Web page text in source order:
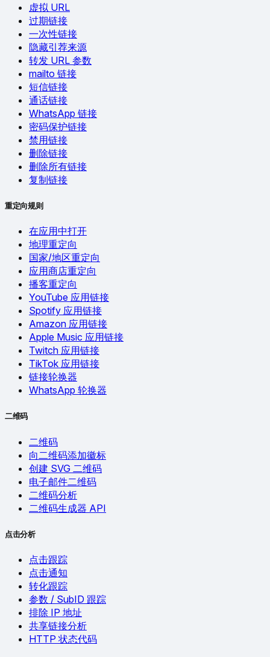
虚拟 URL
过期链接
一次性链接
隐藏引荐来源
转发 URL 参数
mailto 链接
短信链接
通话链接
WhatsApp 链接
密码保护链接
禁用链接
删除链接
删除所有链接
复制链接
重定向规则
在应用中打开
地理重定向
国家/地区重定向
应用商店重定向
播客重定向
YouTube 应用链接
Spotify 应用链接
Amazon 应用链接
Apple Music 应用链接
Twitch 应用链接
TikTok 应用链接
链接轮换器
WhatsApp 轮换器
二维码
二维码
向二维码添加徽标
创建 SVG 二维码
电子邮件二维码
二维码分析
二维码生成器 API
点击分析
点击跟踪
点击通知
转化跟踪
参数 / SubID 跟踪
排除 IP 地址
共享链接分析
HTTP 状态代码